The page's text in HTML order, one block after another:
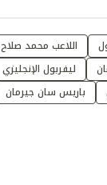
اللاعب محمد صلاح
ليفربول الإنجليزي
باريس سان جيرمان